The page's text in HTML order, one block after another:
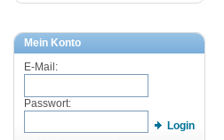
Mein Konto
E-Mail:
Passwort:
Login